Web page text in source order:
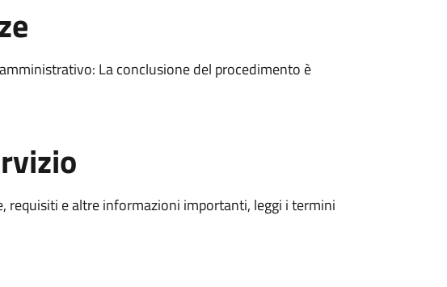
La conclusione del procedimento è
requisiti e altre informazioni importanti, leggi i termini